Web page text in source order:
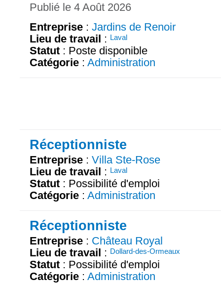
Publié le 4 Août 2026
Entreprise : Jardins de Renoir
Lieu de travail : Laval
Statut : Poste disponible
Catégorie : Administration
Réceptionniste
Entreprise : Villa Ste-Rose
Lieu de travail : Laval
Statut : Possibilité d'emploi
Catégorie : Administration
Réceptionniste
Entreprise : Château Royal
Lieu de travail : Dollard-des-Ormeaux
Statut : Possibilité d'emploi
Catégorie : Administration